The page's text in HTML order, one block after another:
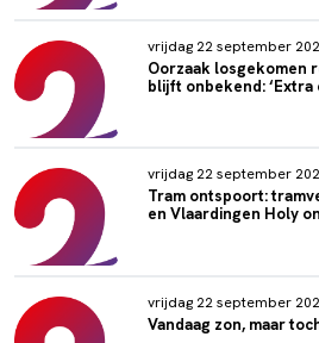
vrijdag 22 september
Oorzaak losgekomen
blijft onbekend:
vrijdag 22 september
Tram ontspoort:
en Vlaardingen Holy
vrijdag 22 september
Vandaag zon, maar